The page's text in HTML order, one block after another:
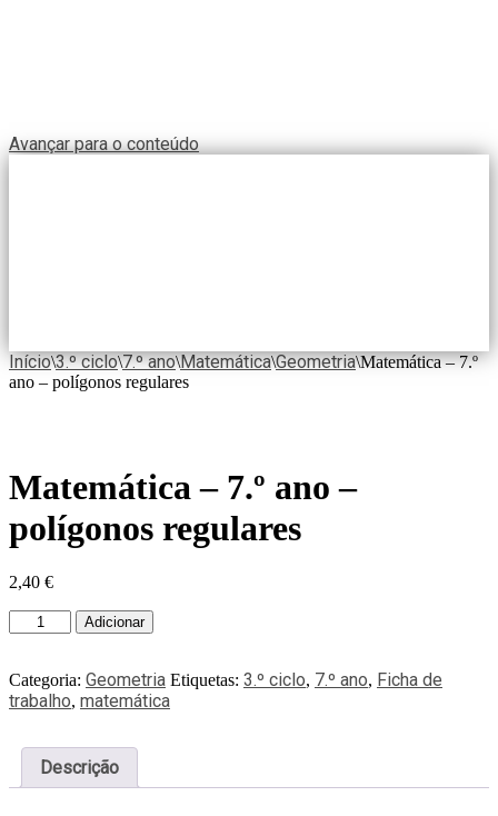
Avançar para o conteúdo
Início\3.º ciclo\7.º ano\Matemática\Geometria\Matemática – 7.º
ano – polígonos regulares
Matemática – 7.º ano –
polígonos regulares
2,40 €
Adicionar
Categoria: Geometria Etiquetas: 3.º ciclo, 7.º ano, Ficha de
trabalho, matemática
Descrição